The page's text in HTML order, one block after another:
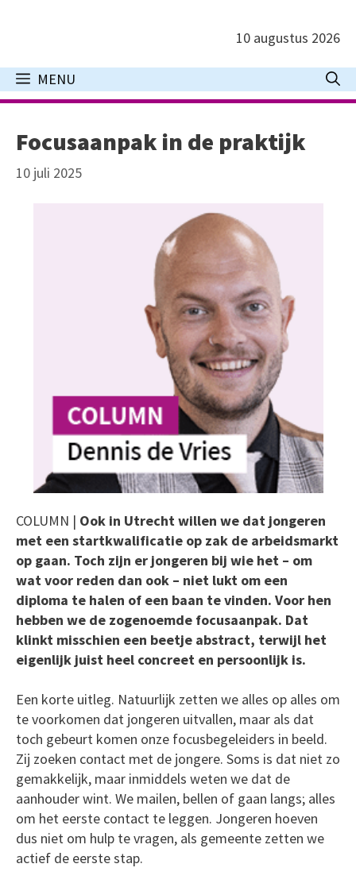
inhoud
10 augustus 2026
MENU
Focusaanpak in de praktijk
10 juli 2025
COLUMN | Ook in Utrecht willen we dat jongeren
met een startkwalificatie op zak de arbeidsmarkt
op gaan. Toch zijn er jongeren bij wie het – om
wat voor reden dan ook – niet lukt om een
diploma te halen of een baan te vinden. Voor hen
hebben we de zogenoemde focusaanpak. Dat
klinkt misschien een beetje abstract, terwijl het
eigenlijk juist heel concreet en persoonlijk is.
Een korte uitleg. Natuurlijk zetten we alles op alles om
te voorkomen dat jongeren uitvallen, maar als dat
toch gebeurt komen onze focusbegeleiders in beeld.
Zij zoeken contact met de jongere. Soms is dat niet zo
gemakkelijk, maar inmiddels weten we dat de
aanhouder wint. We mailen, bellen of gaan langs; alles
om het eerste contact te leggen. Jongeren hoeven
dus niet om hulp te vragen, als gemeente zetten we
actief de eerste stap.